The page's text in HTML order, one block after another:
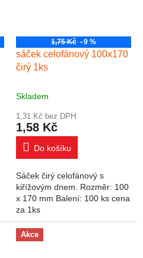
1,75 Kč –9 %
sáček celofánový 100x170
čirý 1ks
Skladem
1,31 Kč bez DPH
1,58 Kč
Do košíku
Sáček čirý celofánový s
kiřížovým dnem. Rozměr: 100
x 170 mm Balení: 100 ks cena
za 1ks
Akce